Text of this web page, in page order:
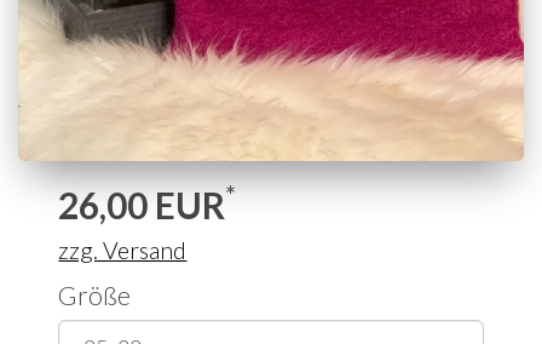
26,00 EUR*
zzg. Versand
Größe